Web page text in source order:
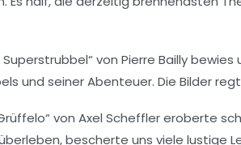
von Pierre Baillybewies
und seiner Abenteuer. Die Bilder
von Axel Schefflereroberte
bescherte uns viele lustige